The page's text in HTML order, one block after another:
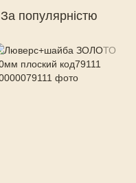
За популярністю